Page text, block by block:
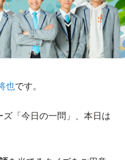
也です。
「今日の一問」、本日は